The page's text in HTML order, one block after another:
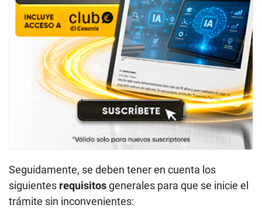
Seguidamente, se deben tener en cuenta los
siguientes requisitosgenerales para que se inicie el
trámite sin inconvenientes: